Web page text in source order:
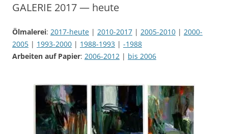
GALERIE 2017 — heute
Ölmalerei: 2017-heute | 2010-2017 | 2005-2010 | 2000-
2005 | 1993-2000 | 1988-1993 | -1988
Arbeiten auf Papier: 2006-2012 | bis 2006